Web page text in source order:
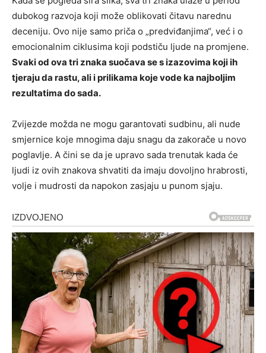
dubokog razvoja koji može oblikovati čitavu narednu
deceniju. Ovo nije samo priča o „predviđanjima“, već i o
emocionalnim ciklusima koji podstiču ljude na promjene.
Svaki od ova tri znaka suočava se s izazovima koji ih
tjeraju da rastu, ali i prilikama koje vode ka najboljim
rezultatima do sada.
Zvijezde možda ne mogu garantovati sudbinu, ali nude
smjernice koje mnogima daju snagu da zakorače u novo
poglavlje. A čini se da je upravo sada trenutak kada će
ljudi iz ovih znakova shvatiti da imaju dovoljno hrabrosti,
volje i mudrosti da napokon zasjaju u punom sjaju.